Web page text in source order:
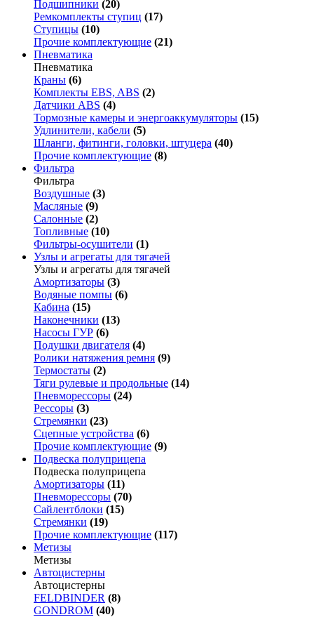
Подшипники (20)
Ремкомплекты ступиц (17)
Ступицы (10)
Прочие комплектующие (21)
Пневматика
Пневматика
Краны (6)
Комплекты EBS, ABS (2)
Датчики ABS (4)
Тормозные камеры и энергоаккумуляторы (15)
Удлинители, кабели (5)
Шланги, фитинги, головки, штуцера (40)
Прочие комплектующие (8)
Фильтра
Фильтра
Воздушные (3)
Масляные (9)
Салонные (2)
Топливные (10)
Фильтры-осушители (1)
Узлы и агрегаты для тягачей
Узлы и агрегаты для тягачей
Амортизаторы (3)
Водяные помпы (6)
Кабина (15)
Наконечники (13)
Насосы ГУР (6)
Подушки двигателя (4)
Ролики натяжения ремня (9)
Термостаты (2)
Тяги рулевые и продольные (14)
Пневморессоры (24)
Рессоры (3)
Стремянки (23)
Сцепные устройства (6)
Прочие комплектующие (9)
Подвеска полуприцепа
Подвеска полуприцепа
Амортизаторы (11)
Пневморессоры (70)
Сайлентблоки (15)
Стремянки (19)
Прочие комплектующие (117)
Метизы
Метизы
Автоцистерны
Автоцистерны
FELDBINDER (8)
GONDROM (40)